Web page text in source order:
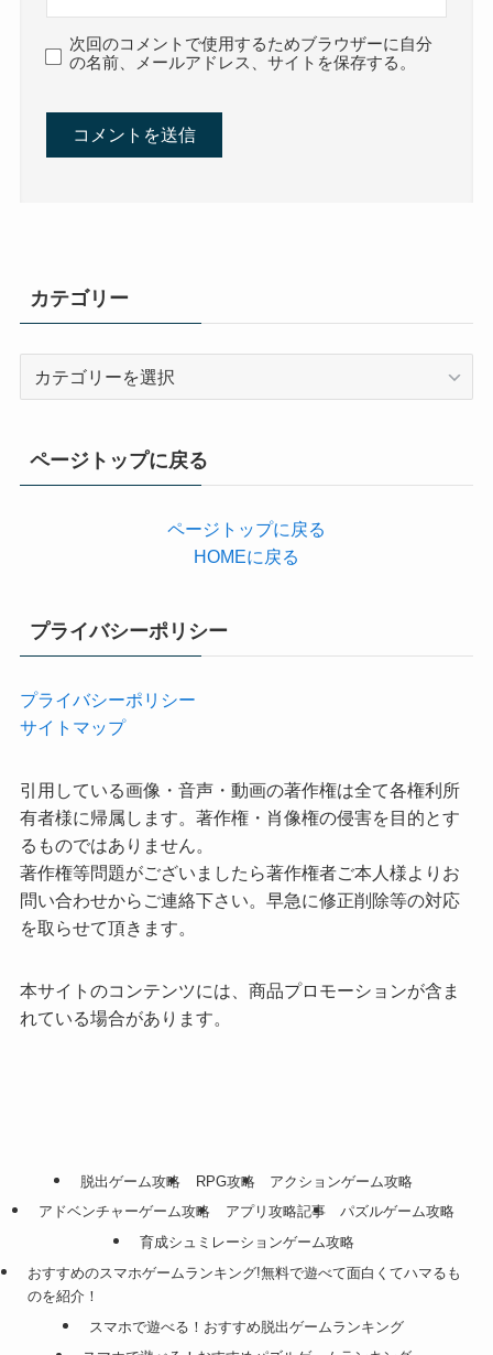
次回のコメントで使用するためブラウザーに自分
の名前、メールアドレス、サイトを保存する。
カテゴリー
ページトップに戻る
ページトップに戻る
HOMEに戻る
プライバシーポリシー
プライバシーポリシー
サイトマップ
引用している画像・音声・動画の著作権は全て各権利所
有者様に帰属します。著作権・肖像権の侵害を目的とす
るものではありません。
著作権等問題がございましたら著作権者ご本人様よりお
問い合わせからご連絡下さい。早急に修正削除等の対応
を取らせて頂きます。
本サイトのコンテンツには、商品プロモーションが含ま
れている場合があります。
脱出ゲーム攻略 RPG攻略
アクションゲーム攻略
アドベンチャーゲーム攻略
アプリ攻略記事
パズルゲーム攻略
育成シュミレーションゲーム攻略
おすすめのスマホゲームランキング!無料で遊べて面白くてハマるも
のを紹介！
スマホで遊べる！おすすめ脱出ゲームランキング